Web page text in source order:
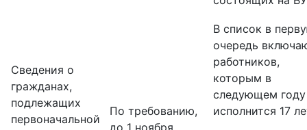
Сведения о
гражданах,
подлежащих
первоначальной
По требованию,
до 1 ноября
В список в
очередь
работников,
которым в
следующем году
исполнится 17